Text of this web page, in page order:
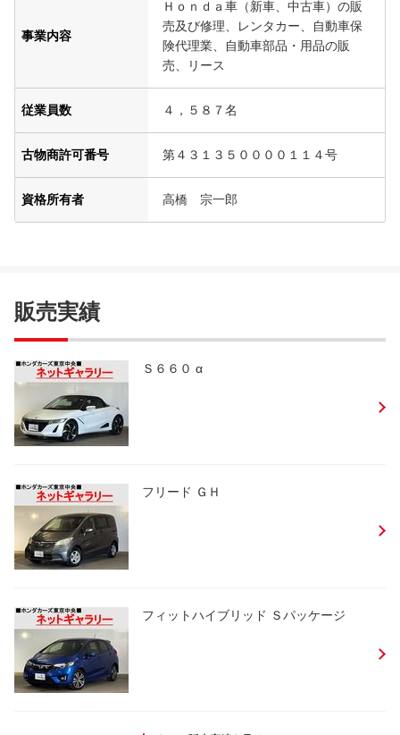
事業内容
Ｈｏｎｄａ車（新車、中古車）の販
売及び修理、レンタカー、自動車保
険代理業、自動車部品・用品の販
売、リース
従業員数 ４，５８７名
古物商許可番号 第４３１３５００００１１４号
資格所有者 高橋 宗一郎
販売実績
Ｓ６６０ α
フリード ＧＨ
フィットハイブリッド Ｓパッケージ